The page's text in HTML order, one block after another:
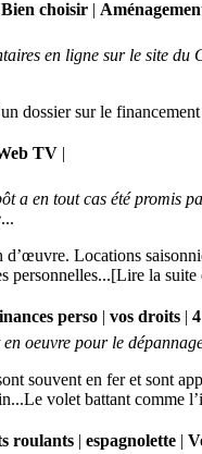
Bien choisir |
en ligne sur le site du
dossier sur le
TV |
a en tout cas été promis
...
d’œuvre. Locations
personnelles...[Lire la
perso | vos droits |
oeuvre pour le
souvent en fer et sont
volet battant comme
roulants | espagnolette |